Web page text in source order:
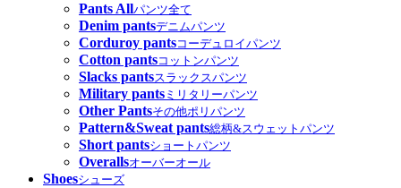
Pants Allパンツ全て
Denim pantsデニムパンツ
Corduroy pantsコーデュロイパンツ
Cotton pantsコットンパンツ
Slacks pantsスラックスパンツ
Military pants ミリタリーパンツ
Other Pantsその他ポリパンツ
Pattern&Sweat pants総柄&スウェットパンツ
Short pantsショートパンツ
Overallsオーバーオール
Shoesシューズ